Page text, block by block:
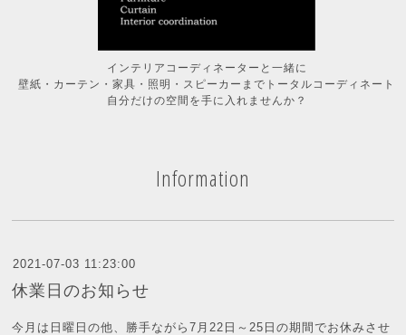
インテリアコーディネーターと一緒に
壁紙・カーテン・家具・照明・スピーカーまでトータルコーディネート
自分だけの空間を手に入れませんか？
Information
2021-07-03 11:23:00
休業日のお知らせ
今月は日曜日の他、勝手ながら7月22日～25日の期間でお休みさせ